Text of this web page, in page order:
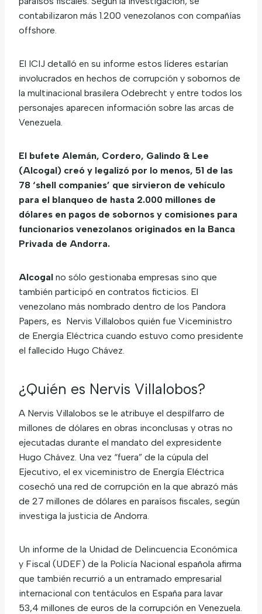
contabilizaron más 1.200 venezolanos con compañías
offshore.
El ICIJ detalló en su informe estos líderes estarían
involucrados en hechos de corrupción y sobornos de
la multinacional brasilera Odebrecht y entre todos los
personajes aparecen información sobre las arcas de
Venezuela.
El bufete Alemán, Cordero, Galindo & Lee
(Alcogal) creó y legalizó por lo menos, 51 de las
78 ‘shell companies’ que sirvieron de vehículo
para el blanqueo de hasta 2.000 millones de
dólares en pagos de sobornos y comisiones para
funcionarios venezolanos originados en la Banca
Privada de Andorra.
Alcogal no sólo gestionaba empresas sino que
también participó en contratos ficticios. El
venezolano más nombrado dentro de los Pandora
Papers, es Nervis Villalobos quién fue Viceministro
de Energía Eléctrica cuando estuvo como presidente
el fallecido Hugo Chávez.
¿Quién es Nervis Villalobos?
A Nervis Villalobos se le atribuye el despilfarro de
millones de dólares en obras inconclusas y otras no
ejecutadas durante el mandato del expresidente
Hugo Chávez. Una vez “fuera” de la cúpula del
Ejecutivo, el ex viceministro de Energía Eléctrica
cosechó una red de corrupción en la que abrazó más
de 27 millones de dólares en paraísos fiscales, según
investiga la justicia de Andorra.
Un informe de la Unidad de Delincuencia Económica
y Fiscal (UDEF) de la Policía Nacional española afirma
que también recurrió a un entramado empresarial
internacional con tentáculos en España para lavar
53,4 millones de euros de la corrupción en Venezuela.